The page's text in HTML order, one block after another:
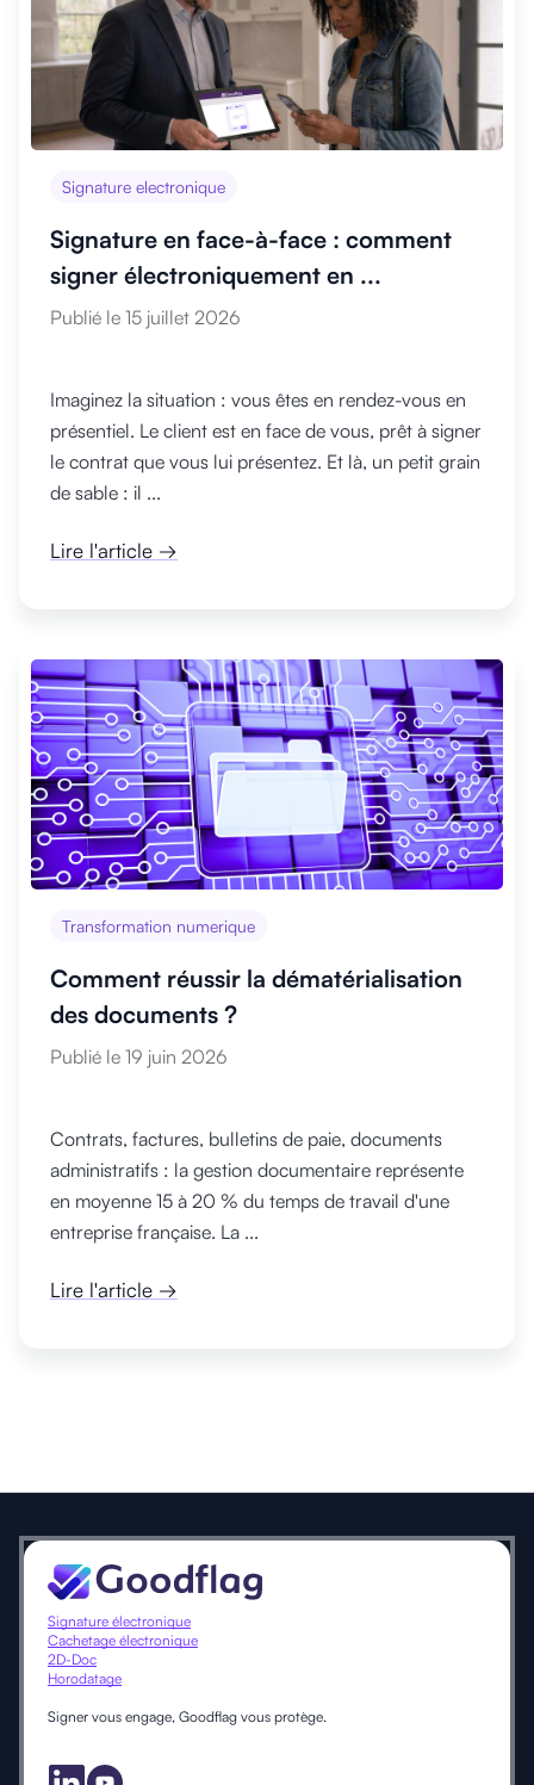
Signature electronique
Signature en face-à-face : comment
signer électroniquement en ...
Publié le 15 juillet 2026
Imaginez la situation : vous êtes en rendez-vous en
présentiel. Le client est en face de vous, prêt à signer
le contrat que vous lui présentez. Et là, un petit grain
de sable : il ...
Lire l'article →
Transformation numerique
Comment réussir la dématérialisation
des documents ?
Publié le 19 juin 2026
Contrats, factures, bulletins de paie, documents
administratifs : la gestion documentaire représente
en moyenne 15 à 20 % du temps de travail d'une
entreprise française. La ...
Lire l'article →
Signature électronique
Cachetage électronique
2D-Doc
Horodatage
Signer vous engage, Goodflag vous protège.